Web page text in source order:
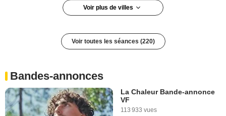
Voir plus de villes
Paris 13e arrondissement
Paris 14e arrondissement
Toulouse
Le Teil
Trets
Voir toutes les séances (220)
Bandes-annonces
La Chaleur Bande-annonce
VF
113 933 vues